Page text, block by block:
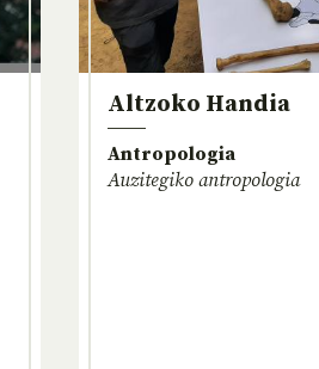
Altzoko Handia
Antropologia
Auzitegiko antropologia